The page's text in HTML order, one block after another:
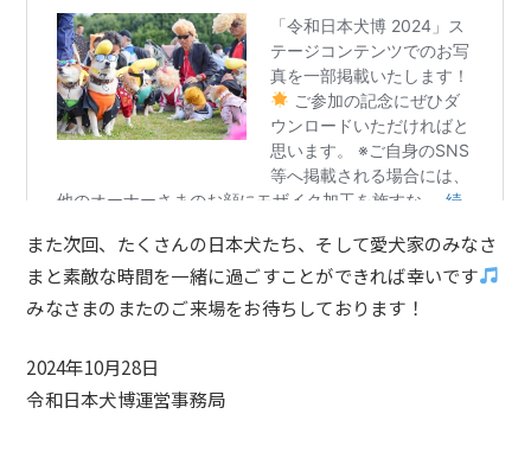
また次回、たくさんの日本犬たち、そして愛犬家のみなさ
まと素敵な時間を一緒に過ごすことができれば幸いです
みなさまのまたのご来場をお待ちしております！
2024年10月28日
令和日本犬博運営事務局